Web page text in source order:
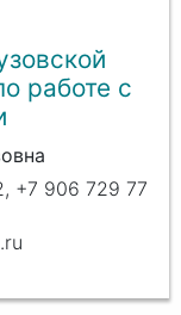
работе с
+7 906 729 77